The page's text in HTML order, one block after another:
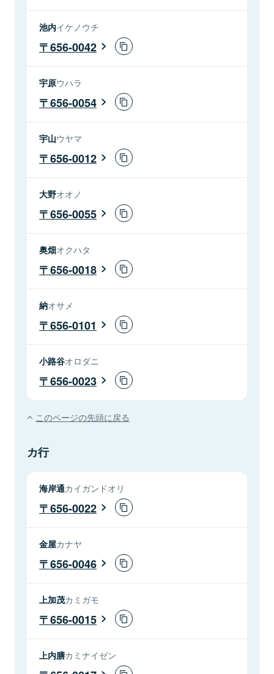
池内イケノウチ
656-0042
宇原ウハラ
656-0054
宇山ウヤマ
656-0012
大野オオノ
656-0055
奥畑オクハタ
656-0018
納オサメ
656-0101
小路谷オロダニ
656-0023
このページの先頭に戻る
カ行
海岸通カイガンドオリ
656-0022
金屋カナヤ
656-0046
上加茂カミガモ
656-0015
上内膳カミナイゼン